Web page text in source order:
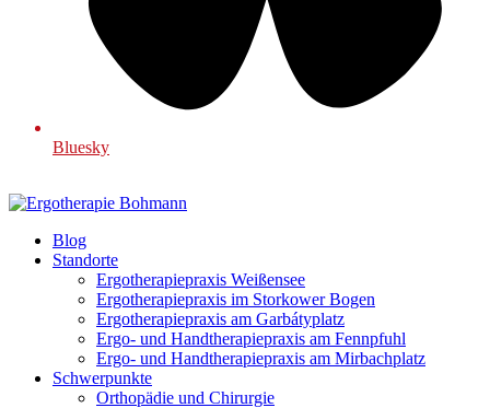
Bluesky
Blog
Standorte
Ergotherapiepraxis Weißensee
Ergotherapiepraxis im Storkower Bogen
Ergotherapiepraxis am Garbátyplatz
Ergo- und Handtherapiepraxis am Fennpfuhl
Ergo- und Handtherapiepraxis am Mirbachplatz
Schwerpunkte
Orthopädie und Chirurgie